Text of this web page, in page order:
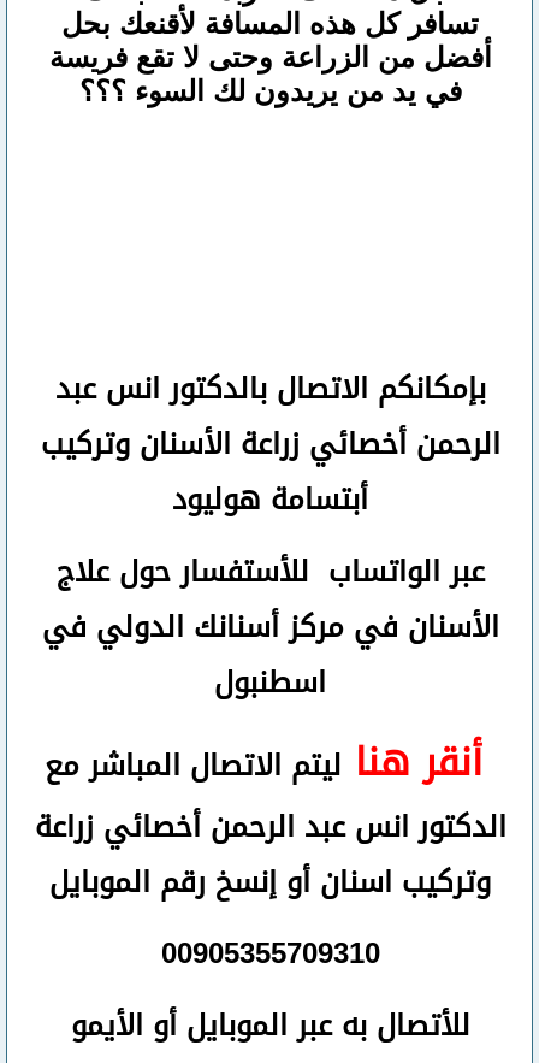
تسافر كل هذه المسافة لأقنعك بحل
أفضل من الزراعة وحتى لا تقع فريسة
في يد من يريدون لك السوء ؟؟؟
بإمكانكم الاتصال بالدكتور انس عبد
الرحمنأخصائي زراعة الأسنان وتركيب
أبتسامة هوليود
عبر الواتساب للأستفسار حول علاج
الأسنان في مركز أسنانك الدولي في
اسطنبول
أنقر هنا ليتم الاتصال المباشر مع
الدكتور انس عبد الرحمن أخصائي زراعة
وتركيب اسنانأوإنسخ رقم الموبايل
00905355709310
للأتصالبه عبر الموبايل أو الأيمو